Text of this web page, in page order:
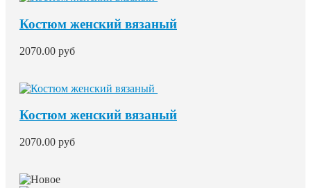
Костюм женский вязаный
2070.00 руб
Костюм женский вязаный
2070.00 руб